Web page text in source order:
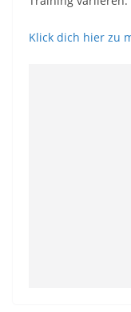
Klick dich hier zu